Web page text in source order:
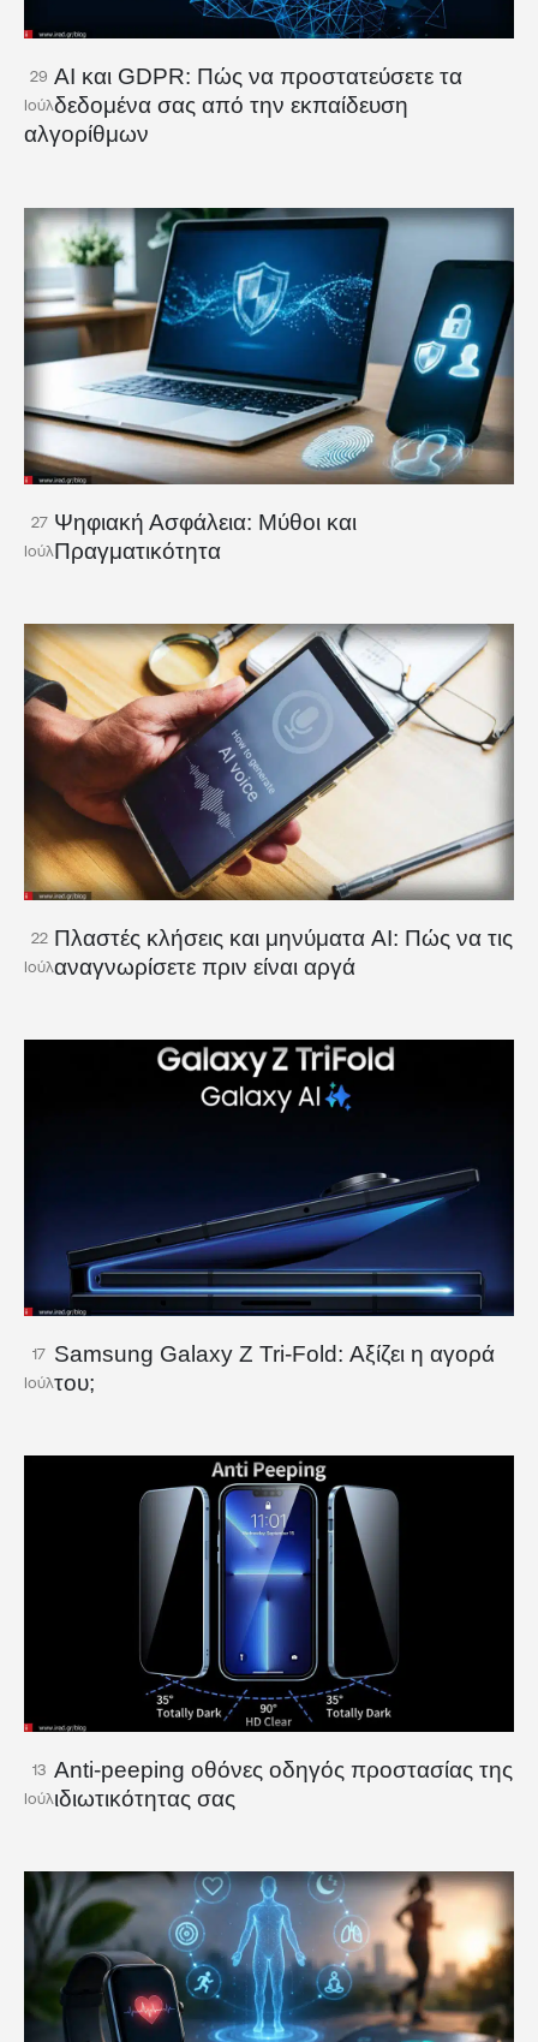
29
Ιούλ
AI και GDPR: Πώς να προστατεύσετε τα
δεδομένα σας από την εκπαίδευση
αλγορίθμων
27
Ιούλ
Ψηφιακή Ασφάλεια: Μύθοι και
Πραγματικότητα
22
Ιούλ
Πλαστές κλήσεις και μηνύματα AI: Πώς να τις
αναγνωρίσετε πριν είναι αργά
17
Ιούλ
Samsung Galaxy Z Tri-Fold: Αξίζει η αγορά
του;
13
Ιούλ
Anti-peeping οθόνες οδηγός προστασίας της
ιδιωτικότητας σας